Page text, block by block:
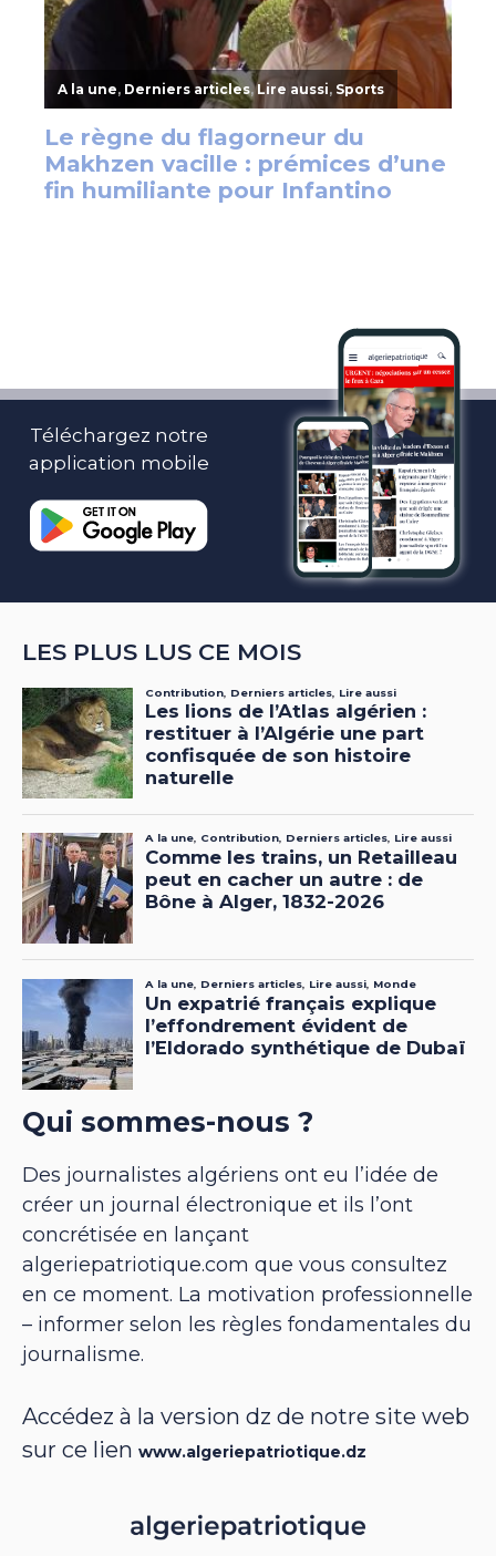
Téléchargez notre
application mobile
LES PLUS LUS CE MOIS
Qui sommes-nous ?
Des journalistes algériens ont eu l’idée de
créer un journal électronique et ils l’ont
concrétisée en lançant
algeriepatriotique.com que vous consultez
en ce moment. La motivation professionnelle
– informer selon les règles fondamentales du
journalisme.
Accédez à la version dz de notre site web
sur ce lien www.algeriepatriotique.dz